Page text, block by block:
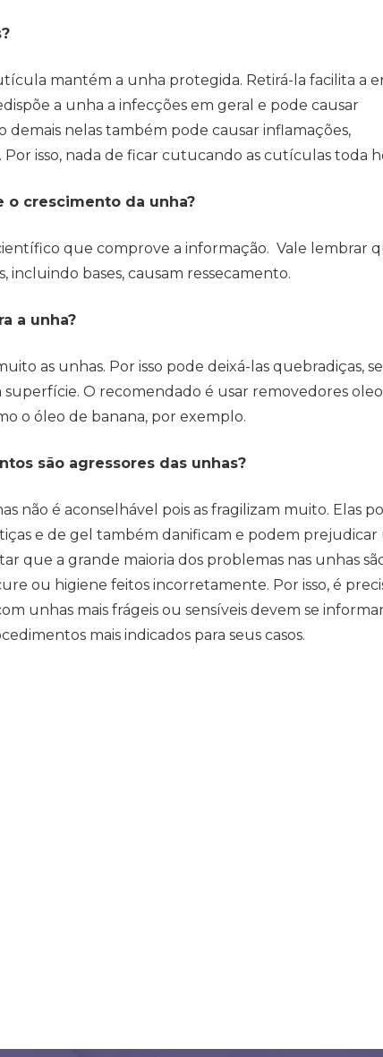
mantém a unha protegida. Retirá-la facilita a
a unha a infecções em geral e pode causar
demais nelas também pode causar inflamações,
isso, nada de ficar cutucando as cutículas toda
o crescimento da unha?
que comprove a informação. Vale lembrar
incluindo bases, causam ressecamento.
a unha?
as unhas. Por isso pode deixá-las quebradiças,
superfície. O recomendado é usar removedores
o óleo de banana, por exemplo.
são agressores das unhas?
não é aconselhável pois as fragilizam muito. Elas
e de gel também danificam e podem prejudicar
que a grande maioria dos problemas nas unhas
ou higiene feitos incorretamente. Por isso, é
unhas mais frágeis ou sensíveis devem se
mais indicados para seus casos.